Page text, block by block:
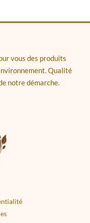
vous des produits
Qualité
notre démarche.